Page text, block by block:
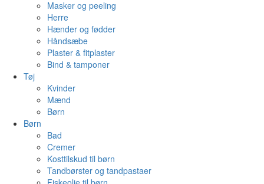
Masker og peeling
Herre
Hænder og fødder
Håndsæbe
Plaster & fitplaster
Bind & tamponer
Tøj
Kvinder
Mænd
Børn
Børn
Bad
Cremer
Kosttilskud til børn
Tandbørster og tandpastaer